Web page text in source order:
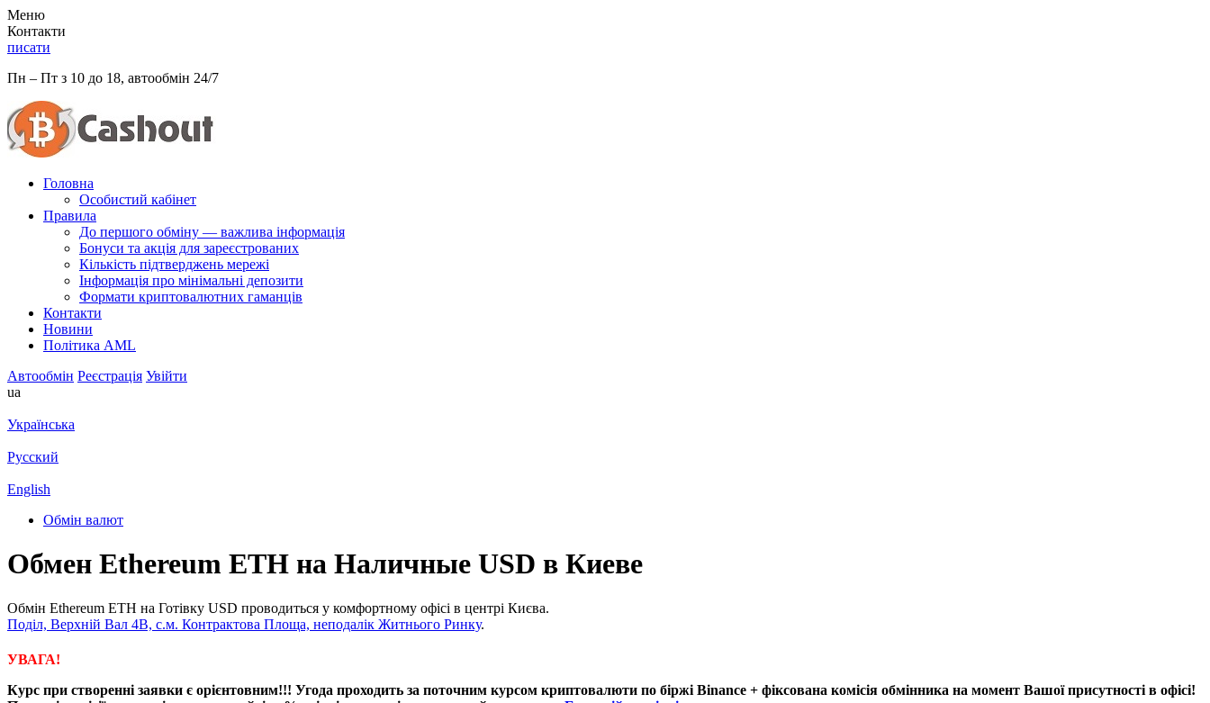
Меню
Контакти
писати
Пн – Пт з 10 до 18, автообмін 24/7
Головна
Особистий кабінет
Правила
До першого обміну — важлива інформація
Бонуси та акція для зареєстрованих
Кількість підтверджень мережі
Інформація про мінімальні депозити
Формати криптовалютних гаманців
Контакти
Новини
Політика AML
Автообмін Реєстрація Увійти
ua
Українська
Русский
English
Обмін валют
Обмен Ethereum ETH на Наличные USD в Киеве
Обмін Ethereum ETH на Готівку USD проводиться у комфортному офісі в центрі Києва.
Поділ, Верхній Вал 4В, с.м. Контрактова Площа, неподалік Житнього Ринку.
УВАГА!
Курс при створенні заявки є орієнтовним!!! Угода проходить за поточним курсом криптовалюти по біржі Binance + фіксована комісія обмінника на момент Вашої присутності в офісі!